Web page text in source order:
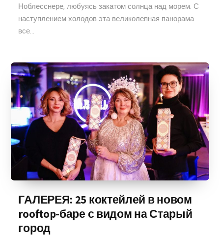
Ноблесснере, любуясь закатом солнца над морем. С
наступлением холодов эта великолепная панорама
все...
ГАЛЕРЕЯ: 25 коктейлей в новом
rooftop-баре с видом на Старый
город